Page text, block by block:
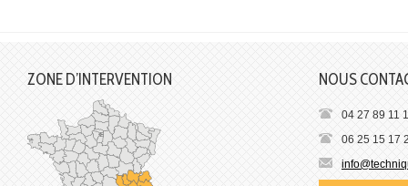
ZONE D’INTERVENTION NOUS
04 27 89 11
06 25 15 17